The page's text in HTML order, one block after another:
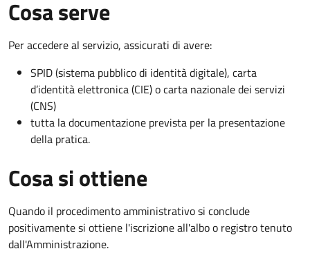
Cosa serve
Per accedere al servizio, assicurati di avere:
SPID (sistema pubblico di identità digitale), carta
d’identità elettronica (CIE) o carta nazionale dei servizi
(CNS)
tutta la documentazione prevista per la presentazione
della pratica.
Cosa si ottiene
Quando il procedimento amministrativo si conclude
positivamente si ottiene l'iscrizione all'albo o registro tenuto
dall'Amministrazione.